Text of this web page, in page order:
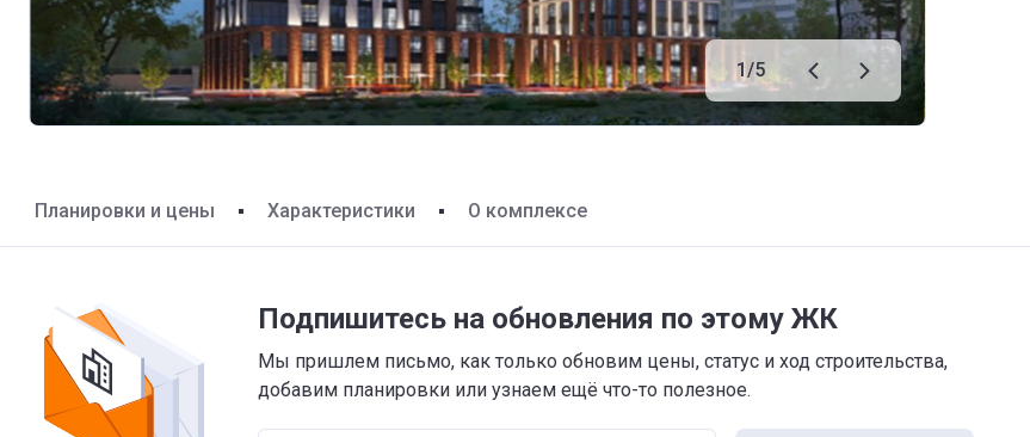
1/5
Планировки и цены Характеристики О комплексе
Подпишитесь на обновления по этому ЖК
Мы пришлем письмо, как только обновим цены, статус и ход строительства,
добавим планировки или узнаем ещё что-то полезное.